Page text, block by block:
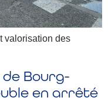
valorisation des
Bourg-
en arrêté